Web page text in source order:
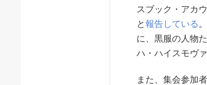
スブック・アカ
と 報告している
に、黒服の人物
ハ・ハイスモヴ
また、集会参加